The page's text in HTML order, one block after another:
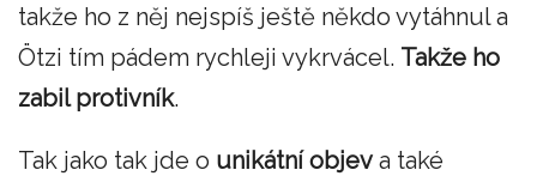
takže ho z něj nejspíš ještě někdo vytáhnul a
Ötzi tím pádem rychleji vykrvácel. Takže ho
zabil protivník.
Tak jako tak jde o unikátní objev a také